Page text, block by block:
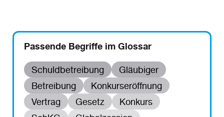
Passende Begriffe im Glossar
Schuldbetreibung
Gläubiger
Betreibung
Konkurseröffnung
Vertrag
Gesetz
Konkurs